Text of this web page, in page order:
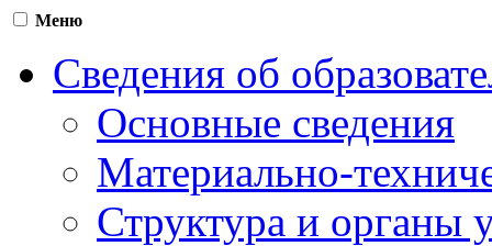
Меню
Сведения об
Основные сведения
Материально-
Структура и органы